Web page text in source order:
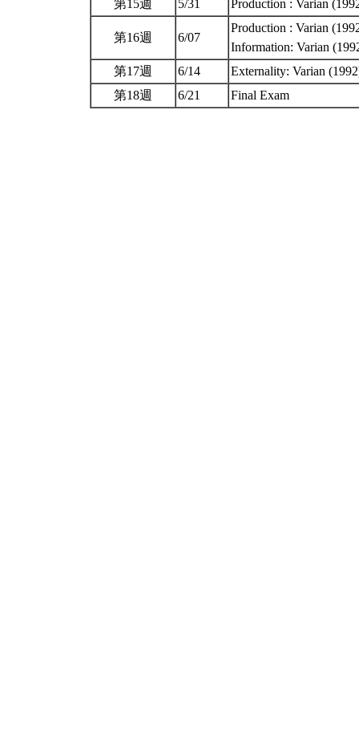
第15週 5/31 Production : Varian
第16週 6/07
Production : Varian
Information: Varian
第17週
6/14
Externality: Varian
第18週
6/21 Final Exam